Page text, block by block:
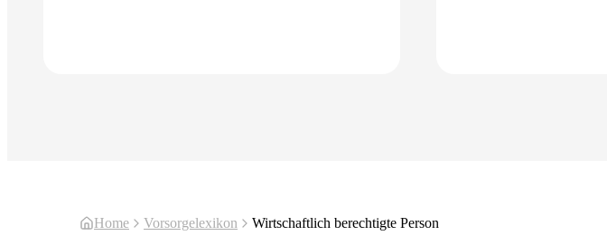
Home Vorsorgelexikon Wirtschaftlich berechtigte Person